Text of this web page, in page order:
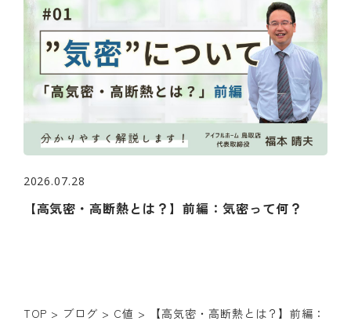
2026.07.28
【高気密・高断熱とは？】前編：気密って何？
TOP > ブログ > C値 >
【高気密・高断熱とは？】前編：